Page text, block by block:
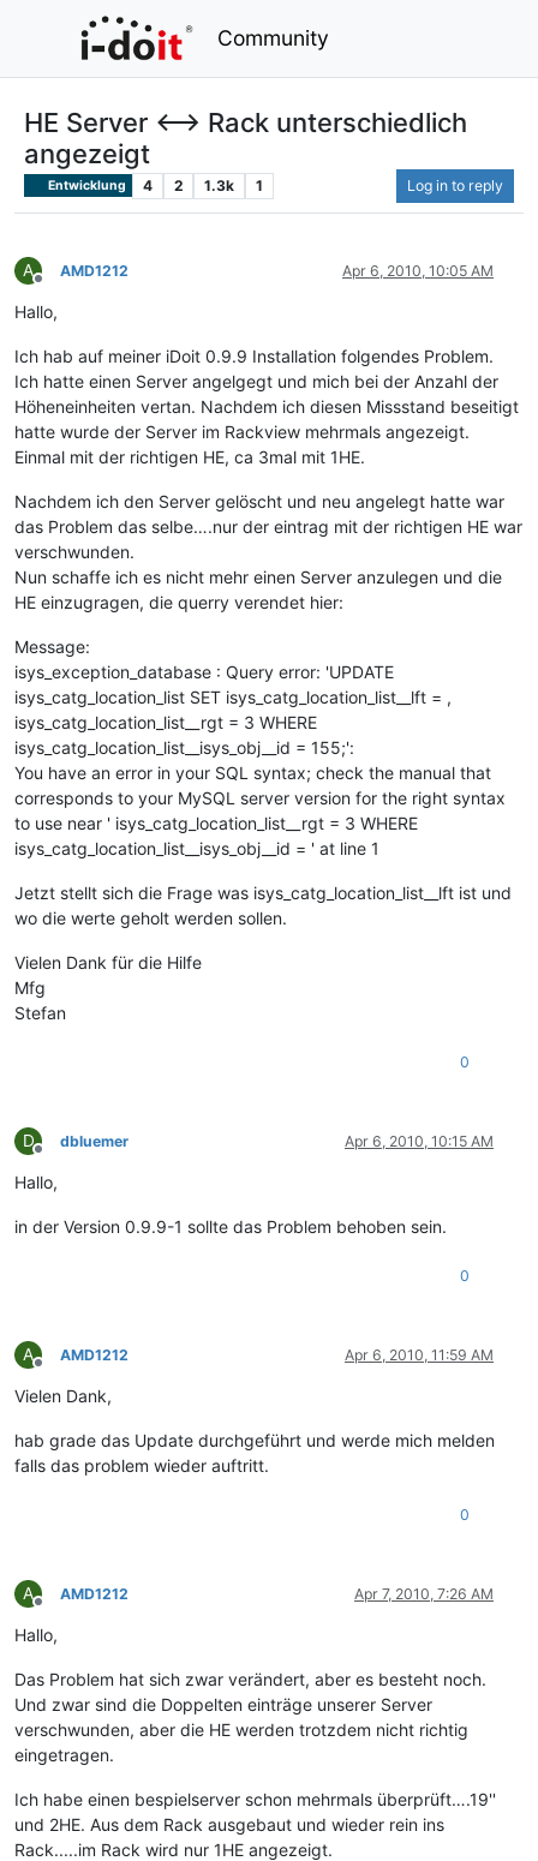
Community
HE Server <–> Rack unterschiedlich
angezeigt
Entwicklung 4 2 1.3k 1 Log in to reply
A
Offline
AMD1212 Apr 6, 2010, 10:05 AM
Hallo,
Ich hab auf meiner iDoit 0.9.9 Installation folgendes Problem.
Ich hatte einen Server angelgegt und mich bei der Anzahl der
Höheneinheiten vertan. Nachdem ich diesen Missstand beseitigt
hatte wurde der Server im Rackview mehrmals angezeigt.
Einmal mit der richtigen HE, ca 3mal mit 1HE.
Nachdem ich den Server gelöscht und neu angelegt hatte war
das Problem das selbe….nur der eintrag mit der richtigen HE war
verschwunden.
Nun schaffe ich es nicht mehr einen Server anzulegen und die
HE einzugragen, die querry verendet hier:
Message:
isys_exception_database : Query error: 'UPDATE
isys_catg_location_list SET isys_catg_location_list__lft = ,
isys_catg_location_list__rgt = 3 WHERE
isys_catg_location_list__isys_obj__id = 155;':
You have an error in your SQL syntax; check the manual that
corresponds to your MySQL server version for the right syntax
to use near ' isys_catg_location_list__rgt = 3 WHERE
isys_catg_location_list__isys_obj__id = ' at line 1
Jetzt stellt sich die Frage was isys_catg_location_list__lft ist und
wo die werte geholt werden sollen.
Vielen Dank für die Hilfe
Mfg
Stefan
0
D
Offline
dbluemer Apr 6, 2010, 10:15 AM
Hallo,
in der Version 0.9.9-1 sollte das Problem behoben sein.
0
A
Offline
AMD1212 Apr 6, 2010, 11:59 AM
Vielen Dank,
hab grade das Update durchgeführt und werde mich melden
falls das problem wieder auftritt.
0
A
Offline
AMD1212 Apr 7, 2010, 7:26 AM
Hallo,
Das Problem hat sich zwar verändert, aber es besteht noch.
Und zwar sind die Doppelten einträge unserer Server
verschwunden, aber die HE werden trotzdem nicht richtig
eingetragen.
Ich habe einen bespielserver schon mehrmals überprüft….19''
und 2HE. Aus dem Rack ausgebaut und wieder rein ins
Rack.....im Rack wird nur 1HE angezeigt.